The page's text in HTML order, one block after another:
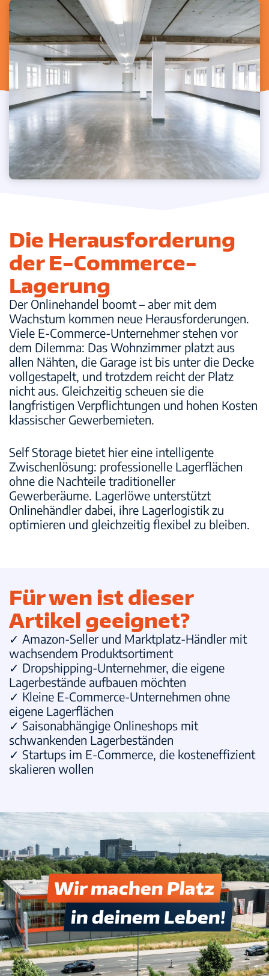
Sicherheit
Standorte
Die Herausforderung
der E-Commerce-
Lagerung
Der Onlinehandel boomt – aber mit dem
Wachstum kommen neue Herausforderungen.
Viele E-Commerce-Unternehmer stehen vor
dem Dilemma: Das Wohnzimmer platzt aus
allen Nähten, die Garage ist bis unter die Decke
vollgestapelt, und trotzdem reicht der Platz
nicht aus. Gleichzeitig scheuen sie die
langfristigen Verpflichtungen und hohen Kosten
klassischer Gewerbemieten.
Self Storage bietet hier eine intelligente
Zwischenlösung: professionelle Lagerflächen
ohne die Nachteile traditioneller
Gewerberäume. Lagerlöwe unterstützt
Onlinehändler dabei, ihre Lagerlogistik zu
optimieren und gleichzeitig flexibel zu bleiben.
Für wen ist dieser
Artikel geeignet?
✓ Amazon-Seller und Marktplatz-Händler mit
wachsendem Produktsortiment
✓ Dropshipping-Unternehmer, die eigene
Lagerbestände aufbauen möchten
✓ Kleine E-Commerce-Unternehmen ohne
eigene Lagerflächen
✓ Saisonabhängige Onlineshops mit
schwankenden Lagerbeständen
✓ Startups im E-Commerce , die kosteneffizient
skalieren wollen
Wir machen Platz
in deinem Leben!